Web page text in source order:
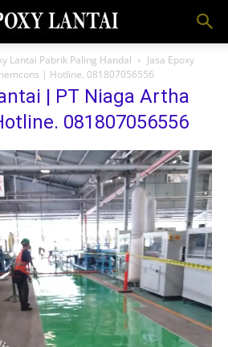
Lantai Pabrik Paling Handal
Jasa Epoxy
| Hotline. 081807056556
| PT Niaga Artha
081807056556